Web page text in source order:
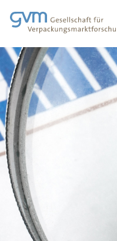
Start
Aktuelles
Leistungen
Datenbanken
Lieferbare Studien